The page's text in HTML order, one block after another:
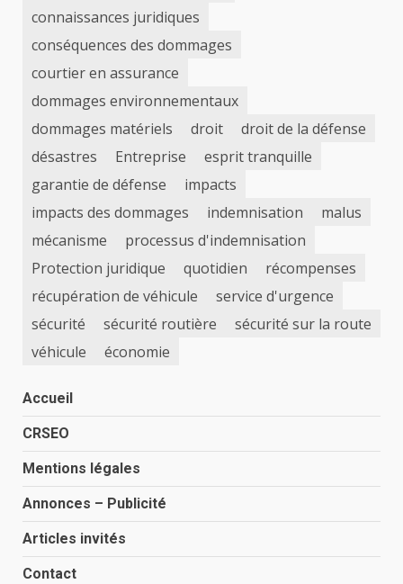
connaissances juridiques
conséquences des dommages
courtier en assurance
dommages environnementaux
dommages matériels
droit
droit de la défense
désastres
Entreprise
esprit tranquille
garantie de défense
impacts
impacts des dommages
indemnisation
malus
mécanisme
processus d'indemnisation
Protection juridique
quotidien
récompenses
récupération de véhicule
service d'urgence
sécurité
sécurité routière
sécurité sur la route
véhicule
économie
Accueil
CRSEO
Mentions légales
Annonces – Publicité
Articles invités
Contact